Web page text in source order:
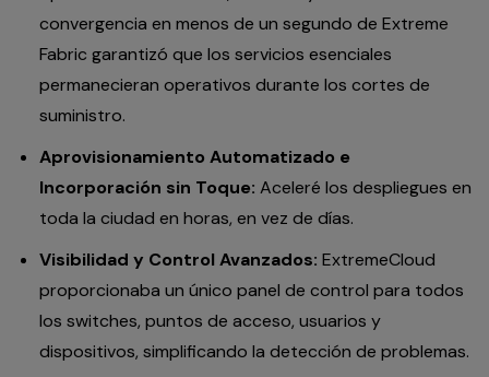
convergencia en menos de un segundo de Extreme
Fabric garantizó que los servicios esenciales
permanecieran operativos durante los cortes de
suministro.
Aprovisionamiento Automatizado e
Incorporación sin Toque: Aceleré los despliegues en
toda la ciudad en horas, en vez de días.
Visibilidad y Control Avanzados: ExtremeCloud
proporcionaba un único panel de control para todos
los switches, puntos de acceso, usuarios y
dispositivos, simplificando la detección de problemas.